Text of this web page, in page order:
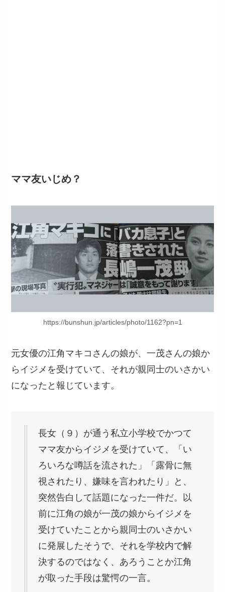
ママ友いじめ？
https://bunshun.jp/articles/photo/1162?pn=1
元女優の江角マキコさんの娘が、一茂さんの娘か
らイジメを受けていて、それが親同士のいさかい
になったと報じています。
長女（９）が通う私立小学校でかつて
ママ友からイジメを受けていて、「い
ろいろな噂話を流された」「露骨に無
視されたり、嫌味を言われたり」と、
突然告白して話題になった一件だ。以
前に江角の娘が一茂の娘からイジメを
受けていたことから親同士のいさかい
に発展したそうで、それを学校内で解
決するのではなく、あろうことか江角
が取った手段は驚愕の一言。